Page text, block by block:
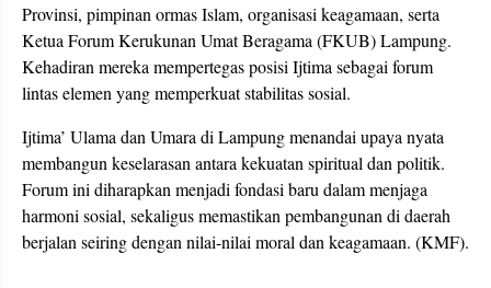
Provinsi, pimpinan ormas Islam, organisasi keagamaan, serta
Ketua Forum Kerukunan Umat Beragama (FKUB) Lampung.
Kehadiran mereka mempertegas posisi Ijtima sebagai forum
lintas elemen yang memperkuat stabilitas sosial.
Ijtima’ Ulama dan Umara di Lampung menandai upaya nyata
membangun keselarasan antara kekuatan spiritual dan politik.
Forum ini diharapkan menjadi fondasi baru dalam menjaga
harmoni sosial, sekaligus memastikan pembangunan di daerah
berjalan seiring dengan nilai-nilai moral dan keagamaan. (KMF).